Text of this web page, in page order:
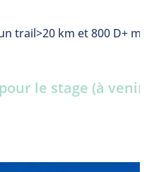
trail>20 km et 800 D+
le stage (à venir)